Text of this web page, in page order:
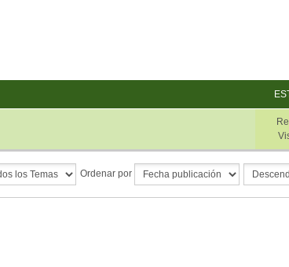
Ordenar por